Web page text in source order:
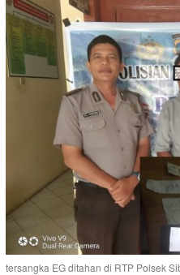
tersangka EG ditahan di RTP Polsek